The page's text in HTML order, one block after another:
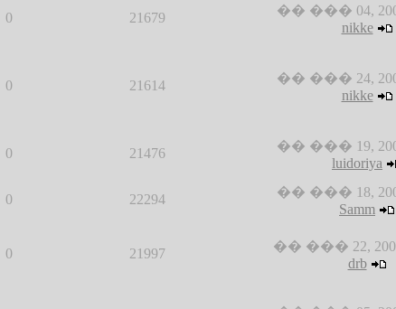
0 21679
�� ��� 04,
nikke
0 21614
�� ��� 24,
nikke
0 21476
�� ��� 19,
luidoriya
0 22294
�� ��� 18,
Samm
0 21997
�� ��� 22, 2008
drb